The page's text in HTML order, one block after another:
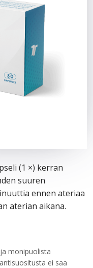
(1 ×) kerran
suuren
ennen ateriaa
aterian aikana.
monipuolista
ei saa